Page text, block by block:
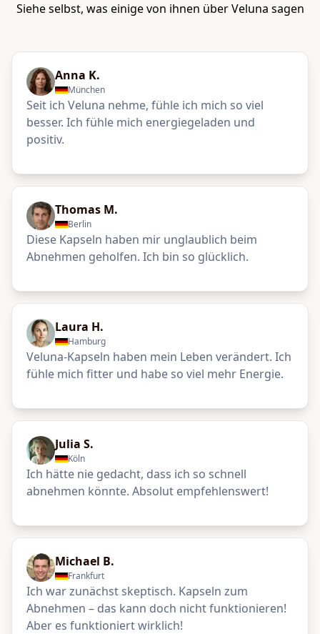
Siehe selbst, was einige von ihnen über Veluna sagen
Anna K.
München
Seit ich Veluna nehme, fühle ich mich so viel
besser. Ich fühle mich energiegeladen und
positiv.
Thomas M.
Berlin
Diese Kapseln haben mir unglaublich beim
Abnehmen geholfen. Ich bin so glücklich.
Laura H.
Hamburg
Veluna-Kapseln haben mein Leben verändert. Ich
fühle mich fitter und habe so viel mehr Energie.
Julia S.
Köln
Ich hätte nie gedacht, dass ich so schnell
abnehmen könnte. Absolut empfehlenswert!
Michael B.
Frankfurt
Ich war zunächst skeptisch. Kapseln zum
Abnehmen – das kann doch nicht funktionieren!
Aber es funktioniert wirklich!